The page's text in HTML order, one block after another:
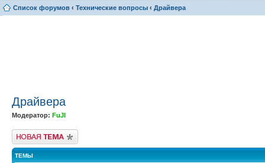
Список форумов ‹ Технические вопросы ‹ Драйвера
Драйвера
Модератор: FuJI
Новая тема
ТЕМЫ